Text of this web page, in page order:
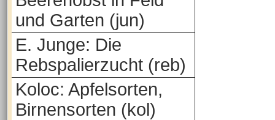
und Garten (jun)
E. Junge: Die
Rebspalierzucht (reb)
Koloc: Apfelsorten,
Birnensorten (kol)